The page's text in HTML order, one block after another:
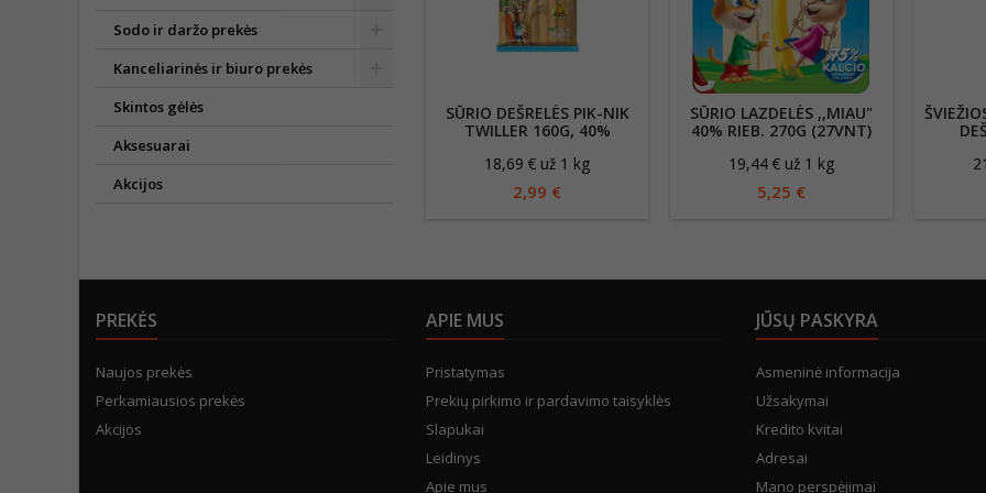
Sodo ir daržo prekės
Kanceliarinės ir biuro prekės
Skintos gėlės
Aksesuarai
Akcijos
SŪRIO DEŠRELĖS PIK-NIK
TWILLER 160G, 40%
18,69 € už 1 kg
2,99 €
SŪRIO LAZDELĖS ,,MIAU"
40% RIEB. 270G (27VNT)
19,44 € už 1 kg
5,25 €
PREKĖS
Naujos prekės
Perkamiausios prekės
Akcijos
APIE MUS
Pristatymas
Prekių pirkimo ir pardavimo taisyklės
Slapukai
Leidinys
Apie mus
JŪSŲ PASKYRA
Asmeninė informacija
Užsakymai
Kredito kvitai
Adresai
Mano perspėjimai